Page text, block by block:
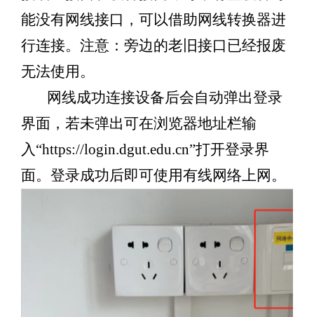
能没有网线接口，可以借助网线转换器进
行连接。注意：旁边的老旧接口已经报废
无法使用。
网线成功连接设备后会自动弹出登录
界面，若未弹出可在浏览器地址栏输
入“https://login.dgut.edu.cn”打开登录界
面。登录成功后即可使用有线网络上网。